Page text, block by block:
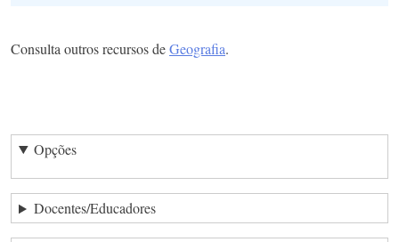
Consulta outros recursos deGeografia.
Opções
Docentes/Educadores